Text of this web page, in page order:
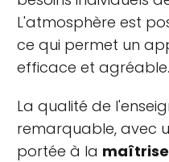
L'atmosphère est
ce qui permet un
efficace et agréable.
La qualité de
remarquable, avec
portée à la